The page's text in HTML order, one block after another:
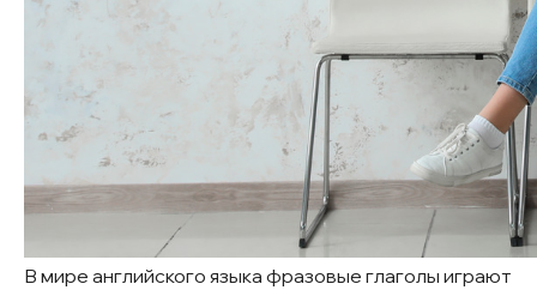
В мире английского языка фразовые глаголы играют